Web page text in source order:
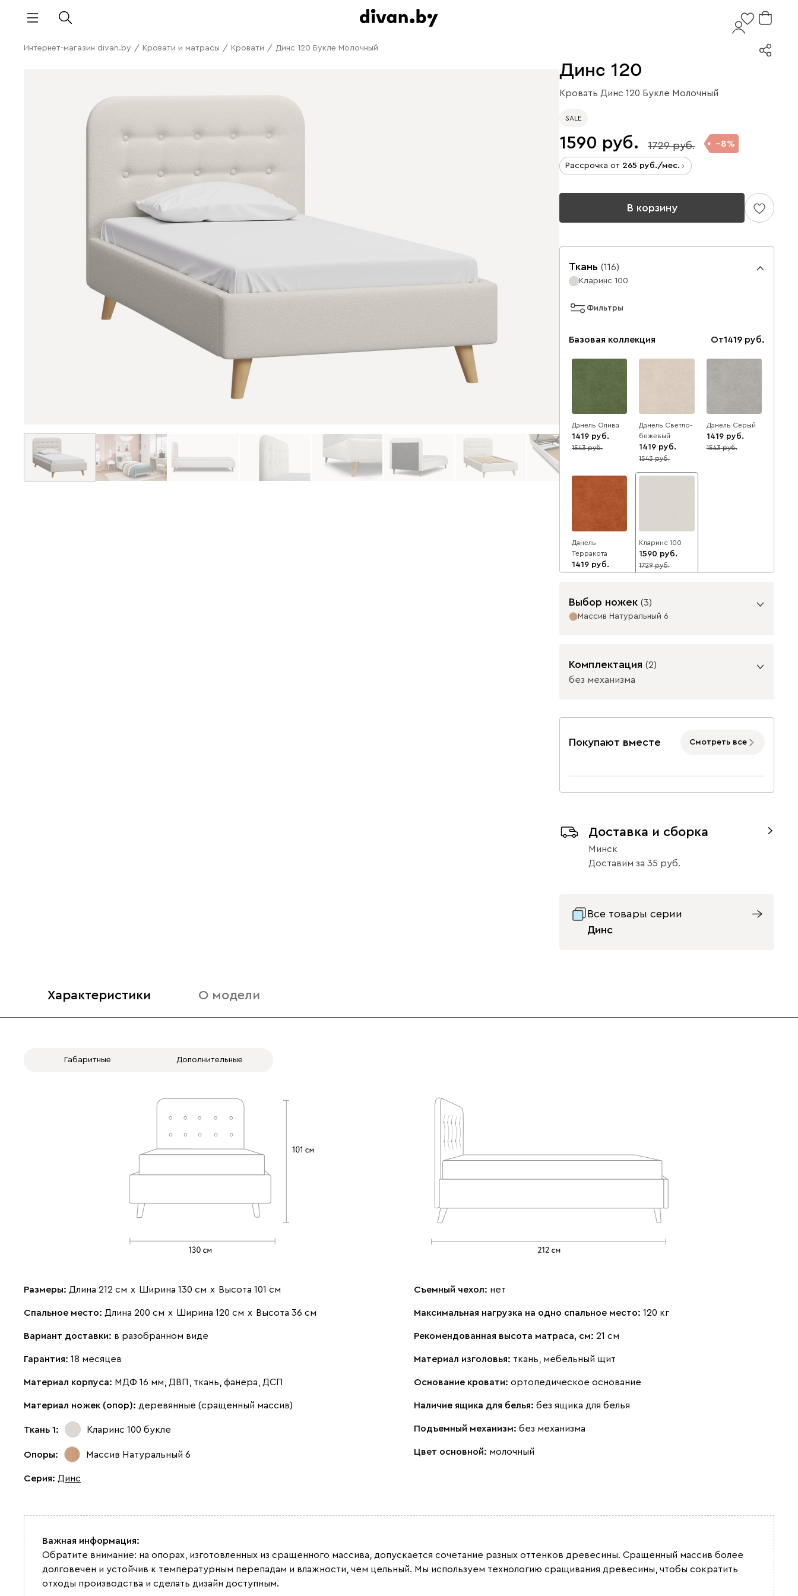
Интернет-магазин divan.by / Кровати и матрасы / Кровати / Динс 120 Букле Молочный
Динс 120
Кровать Динс 120 Букле Молочный
SALE
1590 1729 8
Рассрочка от 265 /мес.
В корзину
Ткань (116)
Кларинс 100
Фильтры
Базовая коллекция От1419
Данель Олива
1419
8
1543
Данель Светло-
бежевый
1419
8
1543
Данель Серый
1419
8
1543
Данель
Терракота
1419
Кларинс 100
1590
8
1729
Данель
Тёмно-зеленый
Бентори
Терракота
Выбор ножек (3)
Массив Натуральный 6
Массив Орех 6
Комплектация (2)
без механизма
без механизма с механизмом
Покупают вместе Смотреть все
Доставка и сборка
Минск
Доставим за 35
Все товары серии
Динс
Характеристики О модели
Габаритные Дополнительные
Размеры: Длина 212 см х Ширина 130 см х Высота 101 см
Спальное место: Длина 200 см х Ширина 120 см х Высота 36 см
Вариант доставки: в разобранном виде
Гарантия: 18 месяцев
Материал корпуса: МДФ 16 мм, ДВП, ткань, фанера, ДСП
Материал ножек (опор): деревянные (сращенный массив)
Ткань 1: Кларинс 100 букле
Опоры: Массив Натуральный 6
Серия: Динс
Съемный чехол: нет
Максимальная нагрузка на одно спальное место: 120 кг
Рекомендованная высота матраса, см: 21 см
Материал изголовья: ткань, мебельный щит
Основание кровати: ортопедическое основание
Наличие ящика для белья: без ящика для белья
Подъемный механизм: без механизма
Цвет основной: молочный
Важная информация:
Обратите внимание: на опорах, изготовленных из сращенного массива, допускается сочетание разных оттенков древесины. Сращенный массив более
долговечен и устойчив к температурным перепадам и влажности, чем цельный. Мы используем технологию сращивания древесины, чтобы сократить
отходы производства и сделать дизайн доступным.